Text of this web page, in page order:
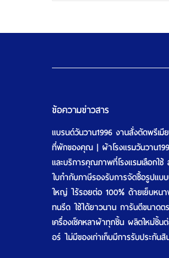
ข้อความข่าวสาร
แบรนด์วันวาน1996 งานสั่งตัดพรีเ
ที่พักของคุณ | ผ้าโรงแรมวันวาน
และบริการคุณภาพที่โรงแรมเลือกใ
ใบกำกับภาษีรองรับการจัดซื้อรูปแ
ใหญ่ ไร้รอยต่อ 100% ด้ายเย็บหน
ทนรีด ใช้ได้ยาวนาน การันตีขนาดต
เครื่องเช็คหลาผ้าทุกชิ้น ผลิตใหม่ชิ้น
อร์ ไม่มีของเก่าเก็บมีการรับประกันสิ